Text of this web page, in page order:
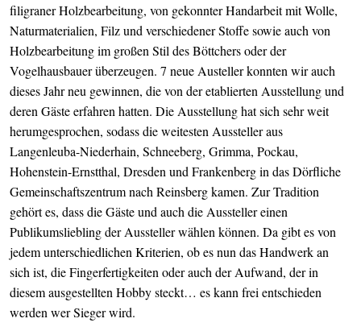
filigraner Holzbearbeitung, von gekonnter Handarbeit mit Wolle,
Naturmaterialien, Filz und verschiedener Stoffe sowie auch von
Holzbearbeitung im großen Stil des Böttchers oder der
Vogelhausbauer überzeugen. 7 neue Austeller konnten wir auch
dieses Jahr neu gewinnen, die von der etablierten Ausstellung und
deren Gäste erfahren hatten. Die Ausstellung hat sich sehr weit
herumgesprochen, sodass die weitesten Aussteller aus
Langenleuba-Niederhain, Schneeberg, Grimma, Pockau,
Hohenstein-Ernstthal, Dresden und Frankenberg in das Dörfliche
Gemeinschaftszentrum nach Reinsberg kamen. Zur Tradition
gehört es, dass die Gäste und auch die Aussteller einen
Publikumsliebling der Aussteller wählen können. Da gibt es von
jedem unterschiedlichen Kriterien, ob es nun das Handwerk an
sich ist, die Fingerfertigkeiten oder auch der Aufwand, der in
diesem ausgestellten Hobby steckt… es kann frei entschieden
werden wer Sieger wird.